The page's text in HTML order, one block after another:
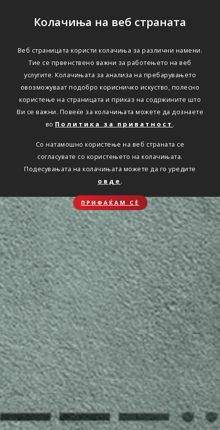
Колачиња на веб страната
Веб страницата користи колачиња за различни намени.
Тие се првенствено важни за работењето на веб
услугите. Колачињата за анализа на пребарувањето
овозможуваат подобро корисничко искуство, полесно
користење на страницата и приказ на содржините што
Ви се важни. Повеќе за колачињата можете да дознаете
во Политика за приватност .
Со натамошно користење на веб страната се
согласувате со користењето на колачињата.
Подесувањата на колачињата можете да го уредите
овде .
ПРИФАЌАМ СЀ